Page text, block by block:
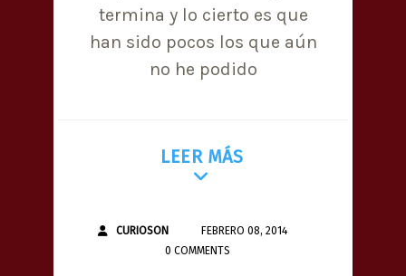
termina y lo cierto es que
han sido pocos los que aún
no he podido
LEER MÁS
CURIOSON
FEBRERO 08, 2014
0 COMMENTS